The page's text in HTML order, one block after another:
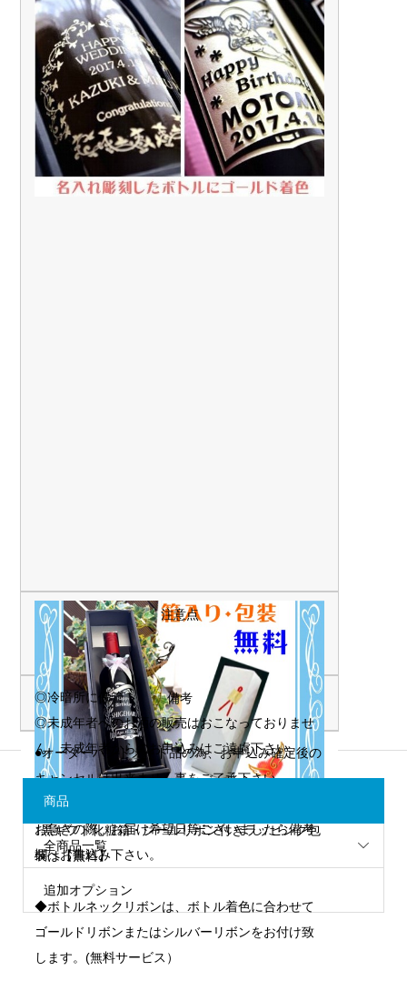
↑黒ギフト化粧箱・シールリボン付きラッピング包
装は【無料】
◆ボトルネックリボンは、ボトル着色に合わせて
ゴールドリボンまたはシルバーリボンをお付け致
します。(無料サービス）
注意点
◎冷暗所に保管
◎未成年者へのお酒の販売はおこなっておりませ
ん。未成年者からのお申込みはご遠慮下さい。
備考
●オーダーハンドメイド品の為、お申込み確定後の
キャンセルは出来ません事をご了承下さい。
●ご注文から１週間程でのお届けとなります。
お急ぎの際、お届け希望日等ございましたら備考
欄へお書込み下さい。
商品
全商品一覧
追加オプション